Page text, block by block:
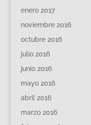
enero 2017
noviembre 2016
octubre 2016
julio 2016
junio 2016
mayo 2016
abril 2016
marzo 2016